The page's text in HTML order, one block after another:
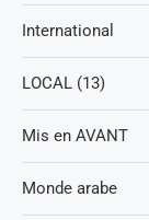
International
LOCAL (13)
Mis en AVANT
Monde arabe